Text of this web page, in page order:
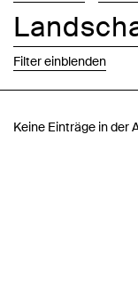
Filter einblenden
Keine Einträge in der